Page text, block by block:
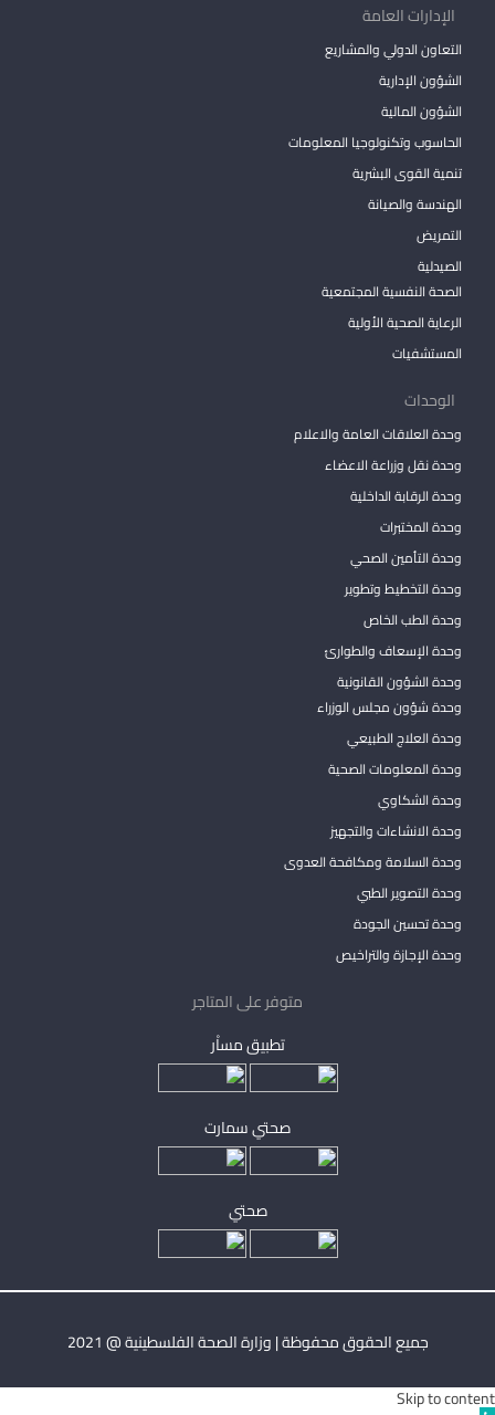
الإدارات العامة
التعاون الدولي والمشاريع
الشؤون الإدارية
الشؤون المالية
الحاسوب وتكنولوجيا المعلومات
تنمية القوى البشرية
الهندسة والصيانة
التمريض
الصيدلية
الصحة النفسية المجتمعية
الرعاية الصحية الأولية
المستشفيات
الوحدات
وحدة العلاقات العامة والاعلام
وحدة نقل وزراعة الاعضاء
وحدة الرقابة الداخلية
وحدة المختبرات
وحدة التأمين الصحي
وحدة التخطيط وتطوير
وحدة الطب الخاص
وحدة الإسعاف والطوارئ
وحدة الشؤون القانونية
وحدة شؤون مجلس الوزراء
وحدة العلاج الطبيعي
وحدة المعلومات الصحية
وحدة الشكاوي
وحدة الانشاءات والتجهيز
وحدة السلامة ومكافحة العدوى
وحدة التصوير الطبي
وحدة تحسين الجودة
وحدة الإجازة والتراخيص
متوفر على المتاجر
تطبيق مساْر
صحتي سمارت
صحتي
جميع الحقوق محفوظة | وزارة الصحة الفلسطينية @ 2021
Skip to content